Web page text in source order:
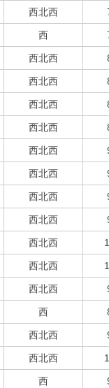
西北西
西
西北西
西北西
西北西
西北西
西北西
西北西
西北西
西北西
西北西
西北西
西北西
西
西北西
西北西
西